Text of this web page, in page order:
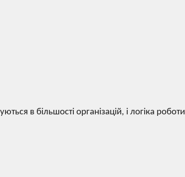
в більшості організацій, і логіка роботи